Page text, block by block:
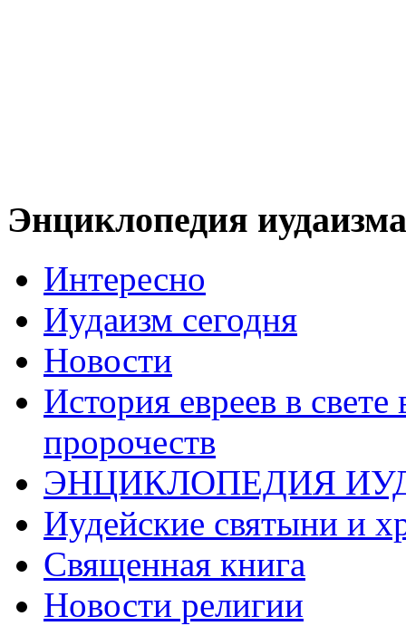
Энциклопедия иудаизма
Интересно
Иудаизм сегодня
Новости
История евреев в
пророчеств
ЭНЦИКЛОПЕДИЯ
Иудейские святыни и
Священная книга
Новости религии